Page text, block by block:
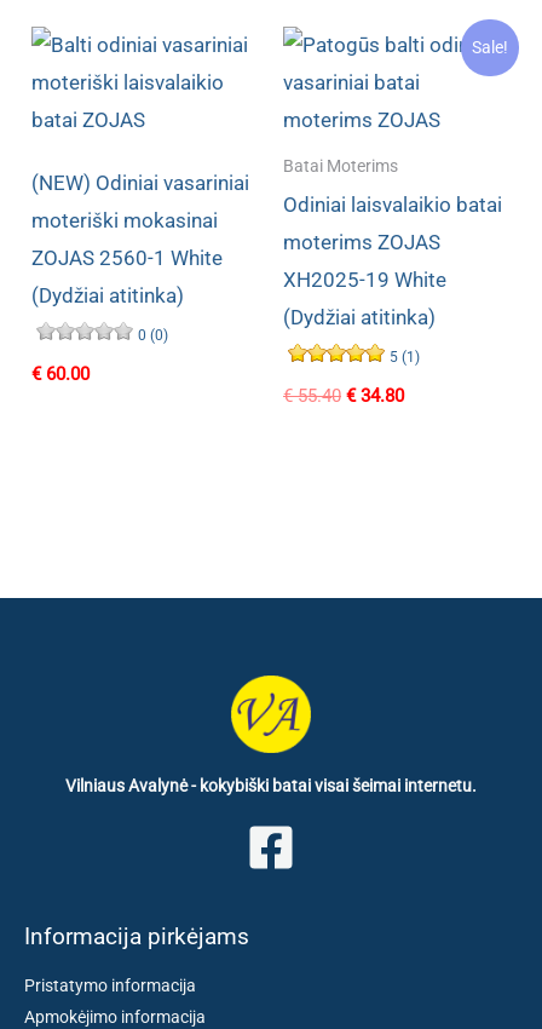
(NEW) Odiniai vasariniai
moteriški mokasinai
ZOJAS 2560-1 White
(Dydžiai atitinka)
0 (0)
€60.00
Sale!
Batai Moterims
Odiniai laisvalaikio batai
moterims ZOJAS
XH2025-19 White
(Dydžiai atitinka)
5 (1)
€55.40 Original
€34.80Current
Vilniaus Avalynė - kokybiški batai visai šeimai internetu.
Informacija pirkėjams
Pristatymo informacija
Apmokėjimo informacija